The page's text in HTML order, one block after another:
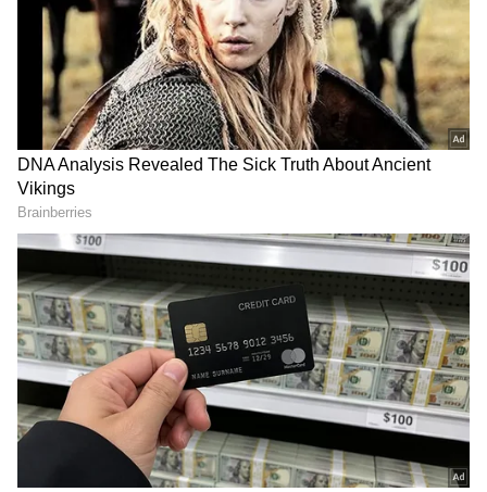
2
4
Image Credit :Asianet News
ತಿರುಪತಿ, ಶಿರಡಿ ಸಾಯಿಬಾಬ ಮಂದಿರ ದೇಣಿಗೆ ಹಣ ಹೇಗೆ
ಲೆಕ್ಕ ಹಾಕಲಾಗುತ್ತೆ?